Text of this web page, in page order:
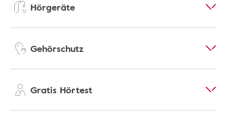
Hörgeräte
Gehörschutz
Gratis Hörtest